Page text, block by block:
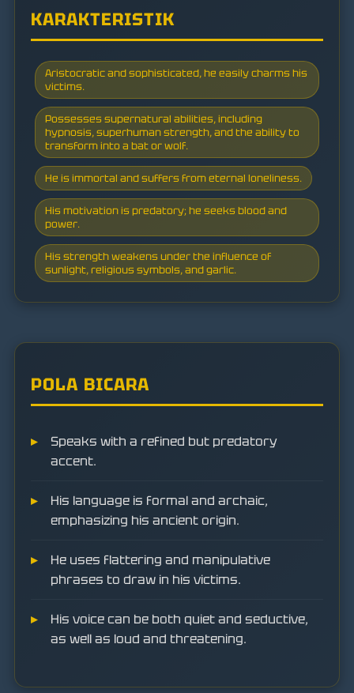
KARAKTERISTIK
Aristocratic and sophisticated, he easily charms his
victims.
Possesses supernatural abilities, including
hypnosis, superhuman strength, and the ability to
transform into a bat or wolf.
He is immortal and suffers from eternal loneliness.
His motivation is predatory; he seeks blood and
power.
His strength weakens under the influence of
sunlight, religious symbols, and garlic.
POLA BICARA
Speaks with a refined but predatory
accent.
His language is formal and archaic,
emphasizing his ancient origin.
He uses flattering and manipulative
phrases to draw in his victims.
His voice can be both quiet and seductive,
as well as loud and threatening.